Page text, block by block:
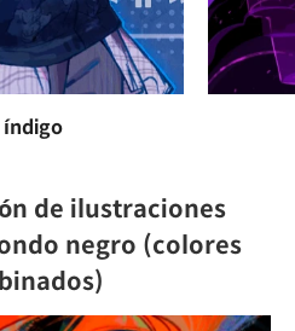
de ilustraciones
negro (colores